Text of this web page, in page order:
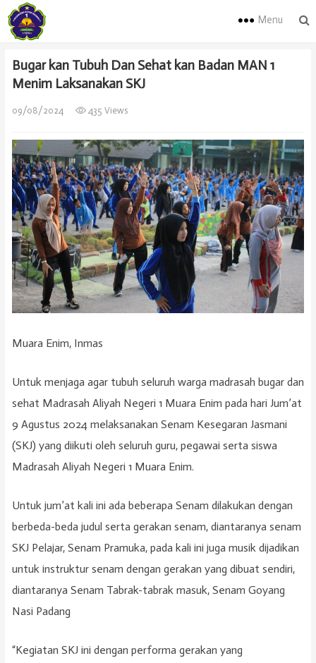
Menu
Bugar kan Tubuh Dan Sehat kan Badan MAN 1
Menim Laksanakan SKJ
09/08/2024 435 Views
Muara Enim, Inmas
Untuk menjaga agar tubuh seluruh warga madrasah bugar dan
sehat Madrasah Aliyah Negeri 1 Muara Enim pada hari Jum’at
9 Agustus 2024 melaksanakan Senam Kesegaran Jasmani
(SKJ) yang diikuti oleh seluruh guru, pegawai serta siswa
Madrasah Aliyah Negeri 1 Muara Enim.
Untuk jum’at kali ini ada beberapa Senam dilakukan dengan
berbeda-beda judul serta gerakan senam, diantaranya senam
SKJ Pelajar, Senam Pramuka, pada kali ini juga musik dijadikan
untuk instruktur senam dengan gerakan yang dibuat sendiri,
diantaranya Senam Tabrak-tabrak masuk, Senam Goyang
Nasi Padang
“Kegiatan SKJ ini dengan performa gerakan yang